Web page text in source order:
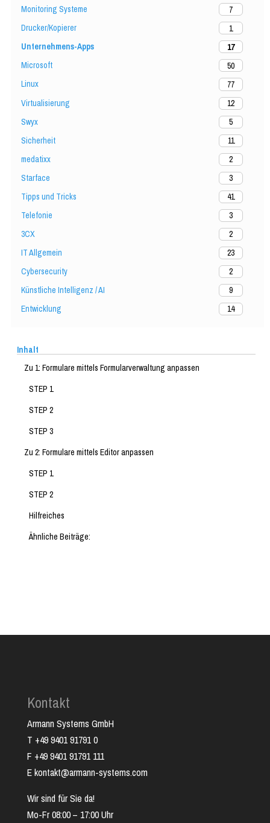
Monitoring Systeme
7
Drucker/Kopierer
1
Unternehmens-Apps
17
Microsoft
50
Linux
77
Virtualisierung
12
Swyx
5
Sicherheit
11
medatixx
2
Starface
3
Tipps und Tricks
41
Telefonie
3
3CX
2
IT Allgemein
23
Cybersecurity
2
Künstliche Intelligenz / AI
9
Entwicklung
14
Inhalt
Zu 1: Formulare mittels Formularverwaltung anpassen
STEP 1
STEP 2
STEP 3
Zu 2: Formulare mittels Editor anpassen
STEP 1
STEP 2
Hilfreiches
Ähnliche Beiträge:
Kontakt
Armann Systems GmbH
T +49 9401 91791 0
F +49 9401 91791 111
E kontakt@armann-systems.com
Wir sind für Sie da!
Mo-Fr 08:00 – 17:00 Uhr